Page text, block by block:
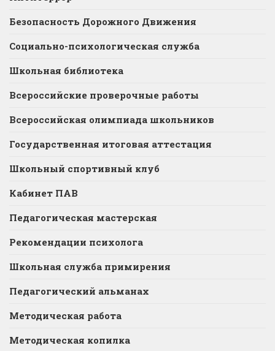
Безопасность Дорожного Движения
Социально-психологическая служба
Школьная библиотека
Всероссийские проверочные работы
Всероссийская олимпиада школьников
Государственная итоговая аттестация
Школьный спортивный клуб
Кабинет ПАВ
Педагогическая мастерская
Рекомендации психолога
Школьная служба примирения
Педагогический альманах
Методическая работа
Методическая копилка